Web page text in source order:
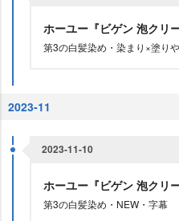
ホーユー『ビゲン 泡クリ
第3の白髪染め・染まり×塗り
2023-11
2023-11-10
ホーユー『ビゲン 泡クリ
第3の白髪染め・NEW・字幕